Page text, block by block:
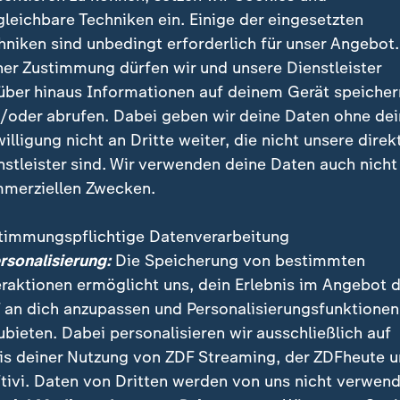
und am Ende doch gewonnen. Der VfL Wolfsburg
in der Tabelle auf einen Europa-League-Platz.
dies: Schiedsrichter Timo Gerach und sein
Spielfeld selbst gegeben. Am Ende blieb diese
weil eine Abseitsstellung nicht bewiesen
VAR-Ausfall
oder sogar Pannen beim Einsatz des
aber vor. Im vergangenen Jahr traf Ermin
Zweitliga-Spiel gegen den VfL Osnabrück in der
abseitsverdächtiger Position zum 3:2. Ein VAR-
Techniken ein. Einige der eingesetzten
sind unbedingt erforderlich für unser
Zustimmung dürfen wir und unsere Dienstleister
hinaus Informationen auf deinem Gerät
oder abrufen. Dabei geben wir deine Daten ohne
nicht an Dritte weiter, die nicht unsere
sind. Wir verwenden deine Daten auch nicht
Zwecken.
Datenverarbeitung
Die Speicherung von bestimmten
ermöglicht uns, dein Erlebnis im Angebot
an dich anzupassen und Personalisierungsfunktionen
Dabei personalisieren wir ausschließlich auf
deiner Nutzung von ZDF Streaming, der ZDFheute
Daten von Dritten werden von uns nicht